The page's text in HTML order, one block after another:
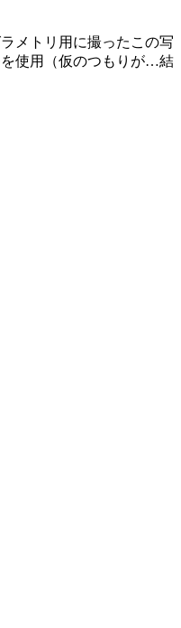
メトリ用に撮ったこの写
使用（仮のつもりが…結